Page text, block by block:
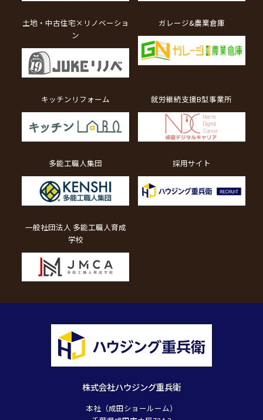
株式会社ハウジング重兵衛
本社（成田ショールーム）
土地・中古住宅×リノベーショ
ン
ガレージ&農業倉庫
キッチンリフォーム 就労継続支援B型事業所
多能工職人集団 採用サイト
一般社団法人 多能工職人育成
学校